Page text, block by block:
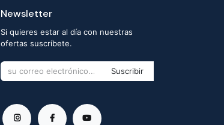
Newsletter
Si quieres estar al día con nuestras
ofertas suscríbete.
Suscribir